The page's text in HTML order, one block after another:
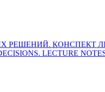
РЕШЕНИЙ. КОНСПЕКТ
LECTURE